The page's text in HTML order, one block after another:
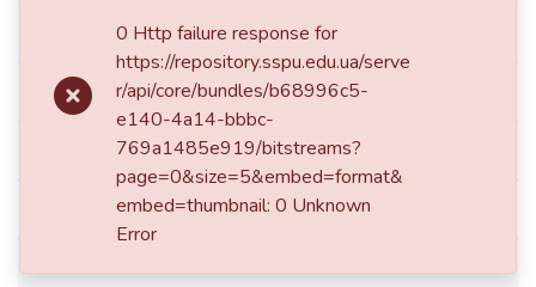
dc.contributor.author Очеретна Ольга
dc.contributor.author Ocheretna Olha
dc.date.accessioned 2019-12-07T07:26:53Z
dc.date.available 2019-12-07T07:26:53Z
dc.date.issued 2019
0 Http failure response for
https://repository.sspu.edu.ua/serve
r/api/core/bundles/b68996c5-
e140-4a14-bbbc-
769a1485e919/bitstreams?
page=0&size=5&embed=format&
embed=thumbnail: 0 Unknown
Error